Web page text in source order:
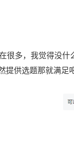
很多，我觉得没
供选题那就满足吧